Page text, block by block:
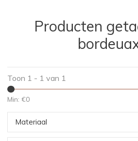
Producten
Toon 1 - 1 van 1
Min: €0
Materiaal